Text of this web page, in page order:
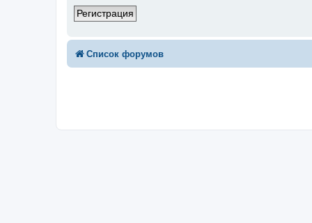
Регистрация
Список форумов